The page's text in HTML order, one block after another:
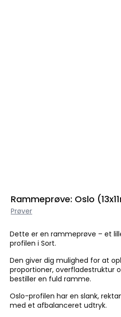
Rammeprøve: Oslo
Prøver
Dette er en rammeprøve – et
profilen i Sort.
Den giver dig mulighed for at
proportioner, overfladestruktur
bestiller en fuld ramme.
Oslo-profilen har en slank,
med et afbalanceret udtryk.